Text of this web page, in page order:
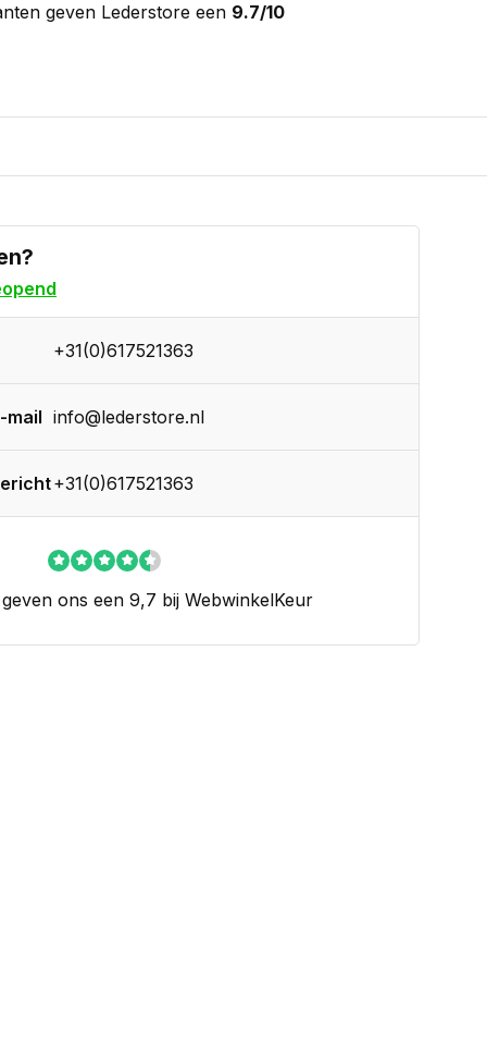
geven Lederstore een 9.7/10
+31(0)617521363
mail info@lederstore.nl
+31(0)617521363
ons een 9,7 bij WebwinkelKeur